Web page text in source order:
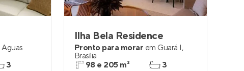
Águas
3
Ilha Bela Residence
Pronto para morar em Guará I,
Brasília
98 e 205 m²
3